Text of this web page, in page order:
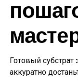
Готовый субстрат
аккуратно